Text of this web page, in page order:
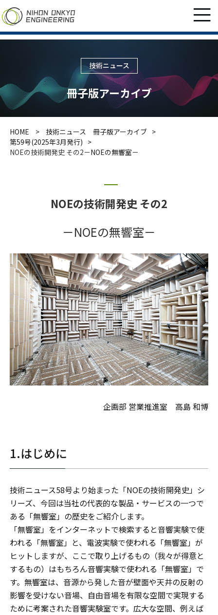
技術ニュース
冊子版アーカイブ
HOME
技術ニュース 冊子版アーカイブ
第59号(2025年3月発行)
NOEの技術開発史 その2－NOEの無響室－
NOEの技術開発史 その2
－NOEの無響室－
企画部 営業推進室 高島 和博
1.はじめに
技術ニュース58号より始まった「NOEの技術開発史」シ
リーズ、今回は当社の代表的な製品・サービスの一つで
ある「無響室」の歴史をご紹介します。
「無響室」をインターネットで検索すると音響実験で使
われる「無響室」と、電波実験で使われる「無響室」が
ヒットしますが、ここで取り上げるもの（我々が得意と
するもの）はもちろん音響実験で使われる「無響室」で
す。無響室は、音源から発した音が壁面や天井の反射の
影響を受けない音場、自由音場を有限な空間で実現する
ために考案された音響実験室です。広大な空間、例えば